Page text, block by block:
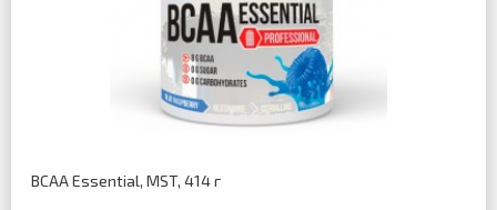
BCAA Essential, MST, 414 г